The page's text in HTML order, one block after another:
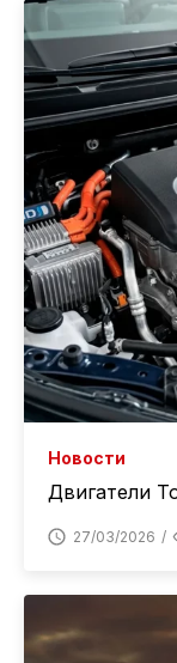
Новости
Двигатели
27/03/2026